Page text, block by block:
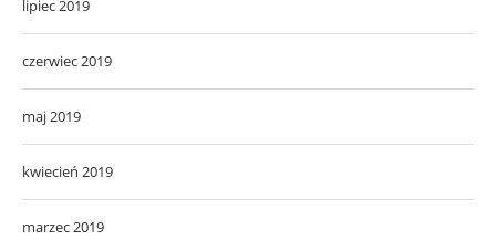
lipiec 2019
czerwiec 2019
maj 2019
kwiecień 2019
marzec 2019